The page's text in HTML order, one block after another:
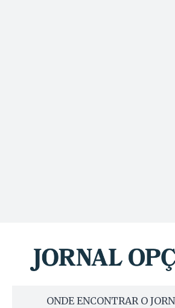
ONDE ENCONTRAR O